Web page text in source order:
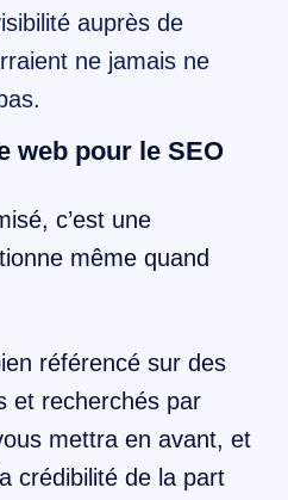
auprès de
ne jamais ne
web pour le SEO
c’est une
même quand
référencé sur des
et recherchés par
mettra en avant, et
crédibilité de la part